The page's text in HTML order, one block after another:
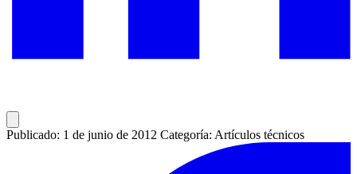
Publicado: 1 de junio de 2012 Categoría: Artículos técnicos